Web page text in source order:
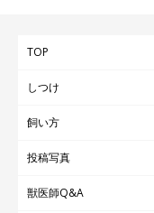
TOP
しつけ
飼い方
投稿写真
獣医師Q&A